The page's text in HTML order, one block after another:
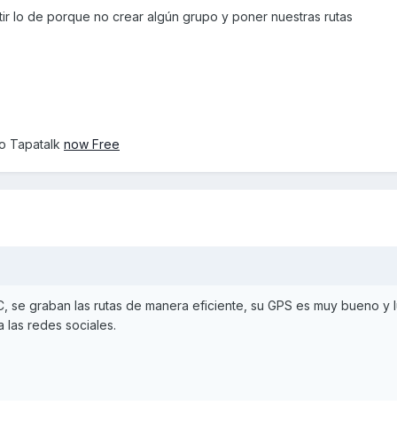
lo de porque no crear algún grupo y poner nuestras rutas
Tapatalk now Free
se graban las rutas de manera eficiente, su GPS es muy bueno y
las redes sociales.